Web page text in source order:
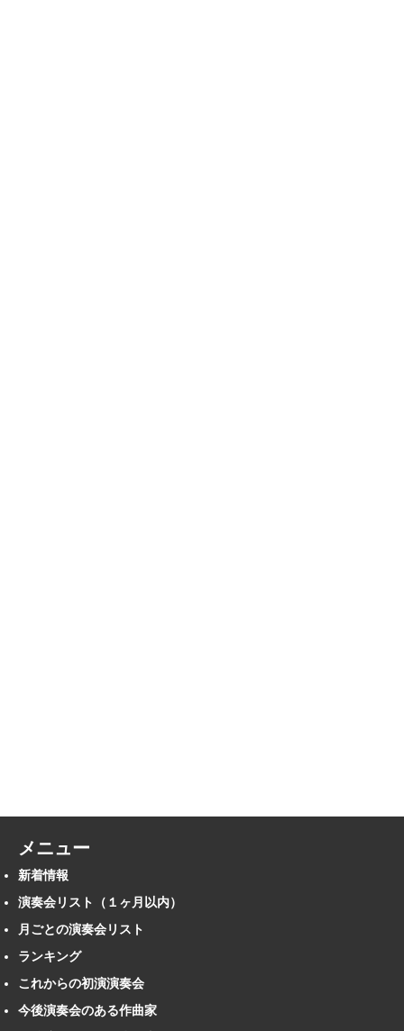
メニュー
新着情報
演奏会リスト（１ヶ月以内）
月ごとの演奏会リスト
ランキング
これからの初演演奏会
今後演奏会のある作曲家